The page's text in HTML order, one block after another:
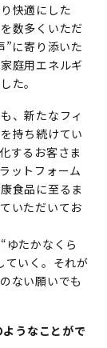
快適にした
数多くいただ
”に寄り添いた
庭用エネルギ
た。
、新たなフィ
持ち続けてい
するお客さま
ットフォーム
食品に至るま
いただいてお
ゆたかなくら
ていく。それが
ない願いでも
ようなことがで